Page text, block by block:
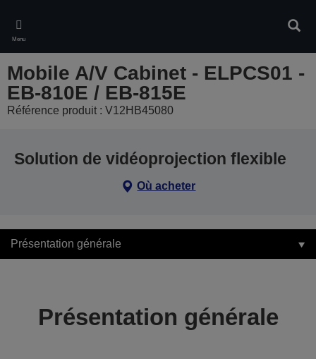
main
content
Menu
Mobile A/V Cabinet - ELPCS01 -
EB-810E / EB-815E
Référence produit : V12HB45080
Solution de vidéoprojection flexible
Où acheter
Présentation générale
Présentation générale